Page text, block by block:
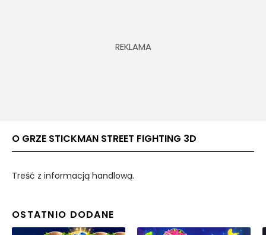
O GRZE STICKMAN STREET FIGHTING 3D
Treść z informacją handlową.
OSTATNIO DODANE